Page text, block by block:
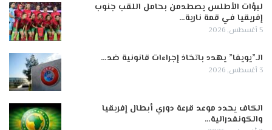
لبؤات الأطلس يصطدمن بحامل اللقب جنوب
إفريقيا في قمة نارية…
5 أغسطس, 2026
الـ”يويفا” يهدد باتخاذ إجراءات قانونية ضد…
3 أغسطس, 2026
الكاف يحدد موعد قرعة دوري أبطال إفريقيا
والكونفدرالية…